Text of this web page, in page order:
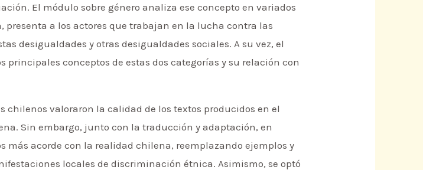
El módulo sobre género analiza ese concepto en variados
a los actores que trabajan en la lucha contra las
desigualdades y otras desigualdades sociales. A su vez, el
conceptos de estas dos categorías y su relación con
chilenos valoraron la calidad de los textos producidos en el
Sin embargo, junto con la traducción y adaptación, en
más acorde con la realidad chilena, reemplazando ejemplos y
locales de discriminación étnica. Asimismo, se optó